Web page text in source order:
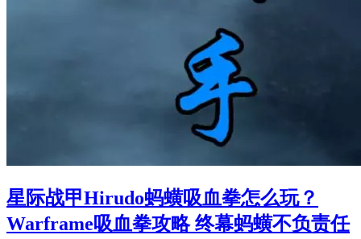
星际战甲Hirudo蚂蟥吸血拳怎么玩？
Warframe吸血拳攻略 终幕蚂蟥不负责任